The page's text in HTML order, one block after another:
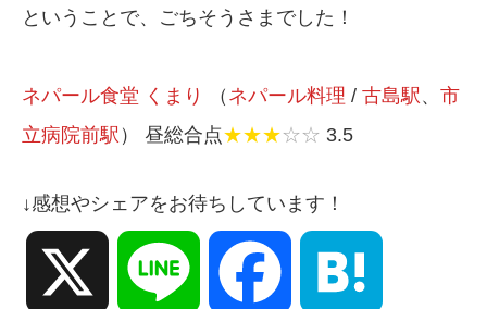
ということで、ごちそうさまでした！
ネパール食堂 くまり （ ネパール料理 / 古島駅、 市
立病院前駅 ） 昼総合点★★★☆☆ 3.5
↓感想やシェアをお待ちしています！
Line Facebook